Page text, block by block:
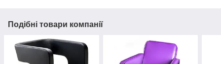
Подібні товари компанії